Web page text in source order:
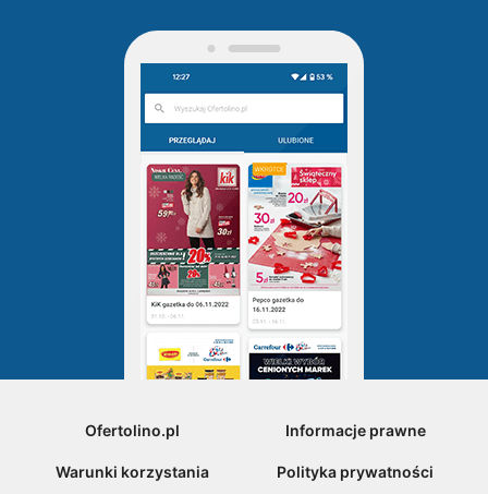
Ofertolino.pl Informacje prawne
Warunki korzystania Polityka prywatności